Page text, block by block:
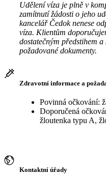
Udělení víza je plně v
zamítnutí žádosti o jeho
kancelář Čedok nenese
víza. Klientům
dostatečným předstihem
požadované dokumenty.
Zdravotní informace a
Povinná očkování:
Doporučená
žloutenka typu A,
Kontaktní úřady